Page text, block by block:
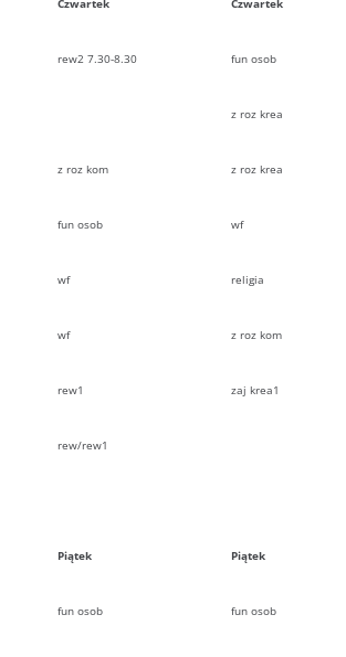
Czwartek Czwartek
rew2 7.30-8.30 fun osob
z roz krea
z roz kom z roz krea
fun osob wf
wf religia
wf z roz kom
rew1 zaj krea1
rew/rew1
Piątek Piątek
fun osob fun osob